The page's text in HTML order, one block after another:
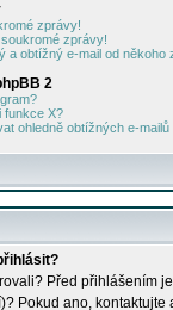
zprávy!
zprávy!
a obtížný e-mail od někoho
2
funkce X?
ohledně obtížných e-
Před přihlášením
Pokud ano,